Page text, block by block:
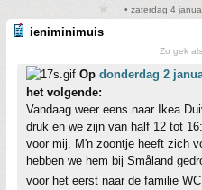
• zaterdag 4
ieniminimuis
Zo gek
Op donderdag 2
het volgende:
Vandaag weer eens naar Ikea
druk en we zijn van half 12 tot
voor mij. M'n zoontje heeft zich
hebben we hem bij Småland
voor het eerst naar de familie